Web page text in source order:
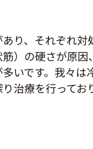
り、それぞれ対
）の硬さが原
いです。我々
治療を行って